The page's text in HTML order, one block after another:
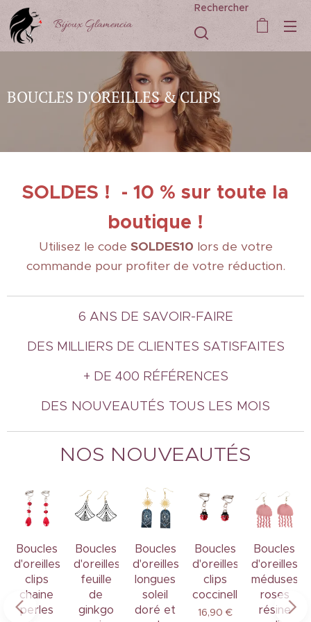
Bijoux Glamencia
Rechercher
BOUCLES D'OREILLES & CLIPS
SOLDES ! - 10 % sur toute la
boutique !
Utilisez le code SOLDES10 lors de votre
commande pour profiter de votre réduction.
6 ANS DE SAVOIR-FAIRE
DES MILLIERS DE CLIENTES SATISFAITES
+ DE 400 RÉFÉRENCES
DES NOUVEAUTÉS TOUS LES MOIS
NOS NOUVEAUTÉS
Boucles
d'oreilles
clips
chaine
perles
Boucles
d'oreilles
feuille
de
ginkgo
Boucles
d'oreilles
longues
soleil
doré et
Boucles
d'oreilles
clips
coccinelle
16,90 €
Boucles
d'oreilles
méduses
roses
résine